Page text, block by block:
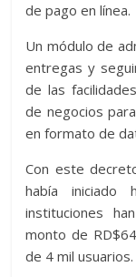
de pago en línea.
Un módulo de
entregas y
de las
de negocios
en formato de
Con este
había
instituciones
monto de
de 4 mil usuarios.